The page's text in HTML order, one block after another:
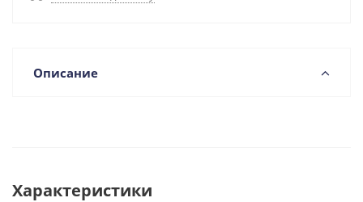
Описание
Характеристики